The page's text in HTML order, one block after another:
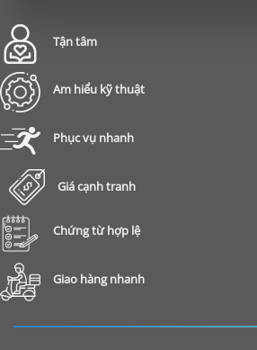
Tận tâm
Am hiểu kỹ thuật
Phục vụ nhanh
Giá cạnh tranh
Chứng từ hợp lệ
Giao hàng nhanh